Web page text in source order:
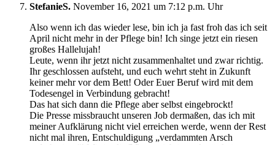
StefanieS. November 16, 2021 um 7:12 p.m. Uhr
Also wenn ich das wieder lese, bin ich ja fast froh das ich seit
April nicht mehr in der Pflege bin! Ich singe jetzt ein riesen
großes Hallelujah!
Leute, wenn ihr jetzt nicht zusammenhaltet und zwar richtig.
Ihr geschlossen aufsteht, und euch wehrt steht in Zukunft
keiner mehr vor dem Bett! Oder Euer Beruf wird mit dem
Todesengel in Verbindung gebracht!
Das hat sich dann die Pflege aber selbst eingebrockt!
Die Presse missbraucht unseren Job dermaßen, das ich mit
meiner Aufklärung nicht viel erreichen werde, wenn der Rest
nicht mal ihren, Entschuldigung „verdammten Arsch